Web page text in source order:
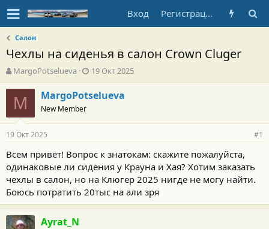
Вход Регистрация
Салон
Чехлы на сиденья в салон Crown Cluger
А
в
т
о
т
е
м
ы
MargoPotselueva
Д
а
т
а
а
а
л
а
19 Окт 2025
M MargoPotselueva
New Member
19 Окт 2025 #1
Всем привет! Вопрос к знатокам: скажите пожалуйста,
одинаковые ли сидения у Крауна и Хая? Хотим заказать
чехлы в салон, но на Клюгер 2025 нигде не могу найти.
Боюсь потратить 20тыс на али зря
Ayrat_N